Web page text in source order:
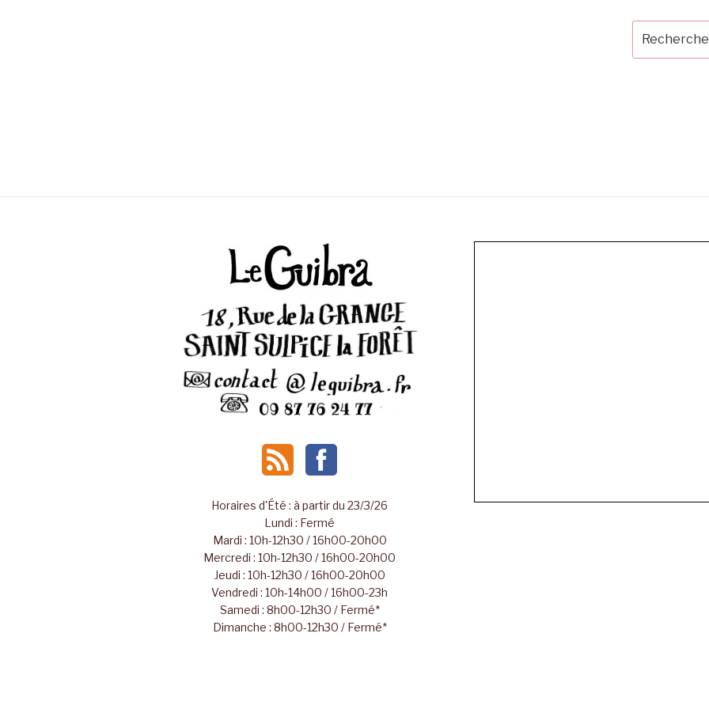
pour
:
Horaires d'Été : à partir du 23/3/26
Lundi : Fermé
Mardi : 10h-12h30 / 16h00-20h00
Mercredi : 10h-12h30 / 16h00-20h00
Jeudi : 10h-12h30 / 16h00-20h00
Vendredi : 10h-14h00 / 16h00-23h
Samedi : 8h00-12h30 / Fermé*
Dimanche : 8h00-12h30 / Fermé*